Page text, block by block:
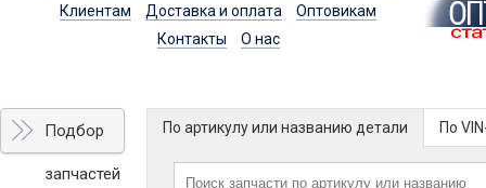
Клиентам
Доставка и оплата
Оптовикам
Контакты
О нас
Подбор
запчастей
По артикулу или названию детали По